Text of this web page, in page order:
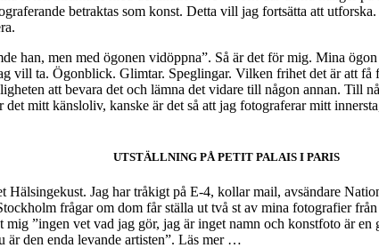
betraktas som konst. Detta vill jag fortsätta att
han, men med ögonen vidöppna”. Så är det för mig. Mina
vill ta. Ögonblick. Glimtar. Speglingar. Vilken frihet det är att få
att bevara det och lämna det vidare till någon annan. Till
mitt känsloliv, kanske är det så att jag fotograferar mitt
UTSTÄLLNING PÅ PETIT PALAIS I PARIS
Jag har tråkigt på E-4, kollar mail, avsändare
frågar om dom får ställa ut två st av mina fotografier
”ingen vet vad jag gör, jag är inget namn och konstfoto är
den enda levande artisten”. Läs mer …